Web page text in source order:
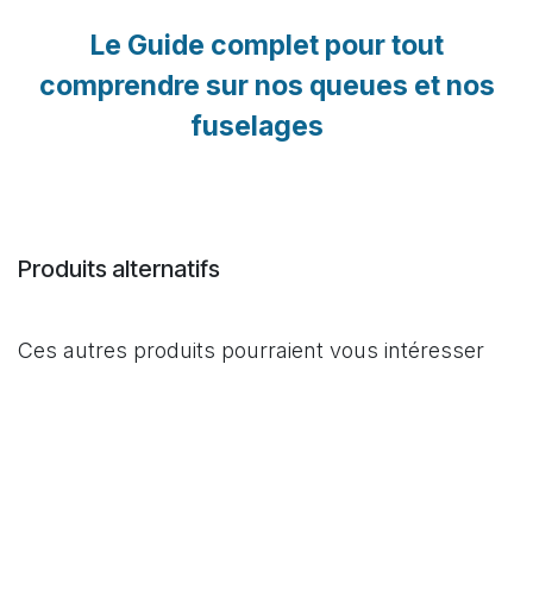
Le Guide complet pour tout
comprendre sur nos queues et nos
fuselages
Produits alternatifs
Ces autres produits pourraient vous intéresser